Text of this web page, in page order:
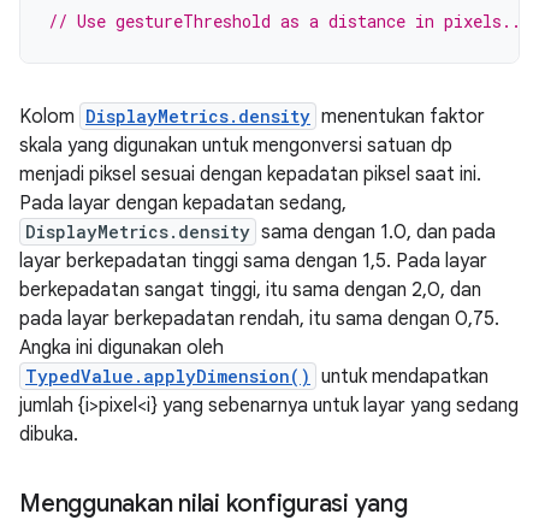
// Use gestureThreshold as a distance in pixels...
Kolom DisplayMetrics.density menentukan faktor
skala yang digunakan untuk mengonversi satuan dp
menjadi piksel sesuai dengan kepadatan piksel saat ini.
Pada layar dengan kepadatan sedang,
DisplayMetrics.density sama dengan 1.0, dan pada
layar berkepadatan tinggi sama dengan 1,5. Pada layar
berkepadatan sangat tinggi, itu sama dengan 2,0, dan
pada layar berkepadatan rendah, itu sama dengan 0,75.
Angka ini digunakan oleh
TypedValue.applyDimension() untuk mendapatkan
jumlah {i>pixel<i} yang sebenarnya untuk layar yang sedang
dibuka.
Menggunakan nilai konfigurasi yang